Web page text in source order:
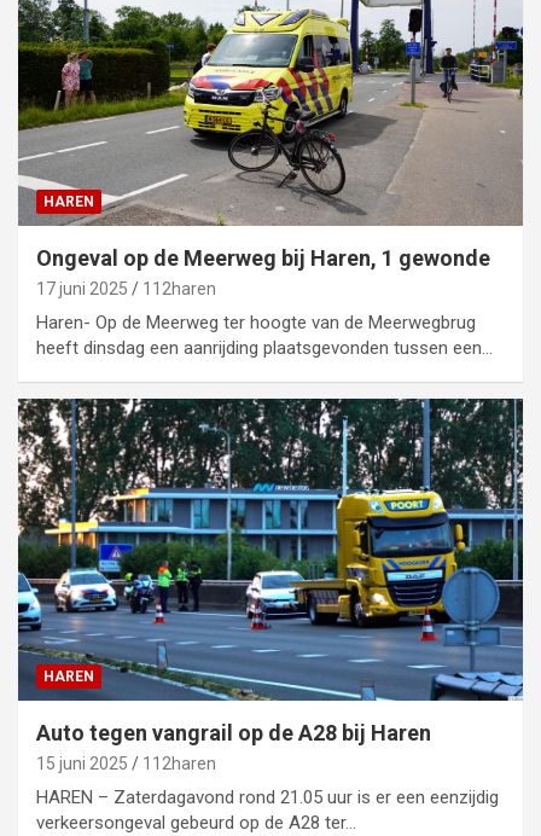
HAREN
Ongeval op de Meerweg bij Haren, 1 gewonde
17 juni 2025 112haren
Haren- Op de Meerweg ter hoogte van de Meerwegbrug
heeft dinsdag een aanrijding plaatsgevonden tussen een…
HAREN
Auto tegen vangrail op de A28 bij Haren
15 juni 2025 112haren
HAREN – Zaterdagavond rond 21.05 uur is er een eenzijdig
verkeersongeval gebeurd op de A28 ter…